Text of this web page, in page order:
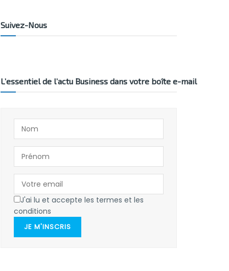
Suivez-Nous
L’essentiel de l’actu Business dans votre boîte e-mail
J'ai lu et accepte les termes et les
conditions
JE M'INSCRIS